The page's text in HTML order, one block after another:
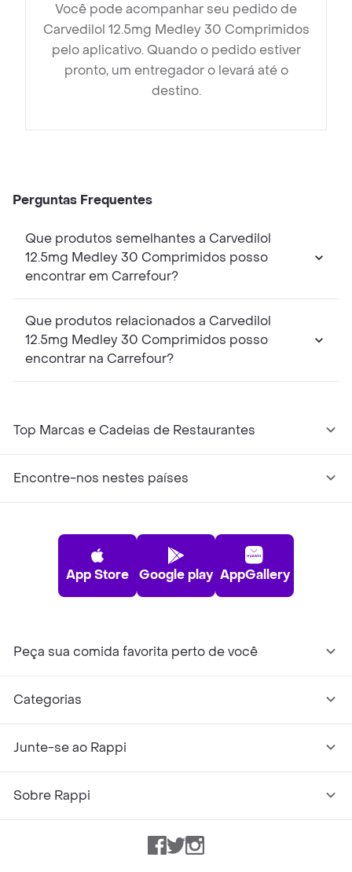
Você pode acompanhar seu pedido de
Carvedilol 12.5mg Medley 30 Comprimidos
pelo aplicativo. Quando o pedido estiver
pronto, um entregador o levará até o
destino.
Perguntas Frequentes
Que produtos semelhantes a Carvedilol
12.5mg Medley 30 Comprimidos posso
encontrar em Carrefour?
Que produtos relacionados a Carvedilol
12.5mg Medley 30 Comprimidos posso
encontrar na Carrefour?
Top Marcas e Cadeias de Restaurantes
Encontre-nos nestes países
App Store Google play AppGallery
Peça sua comida favorita perto de você
Categorias
Junte-se ao Rappi
Sobre Rappi
Facebook
TwitterInstagram